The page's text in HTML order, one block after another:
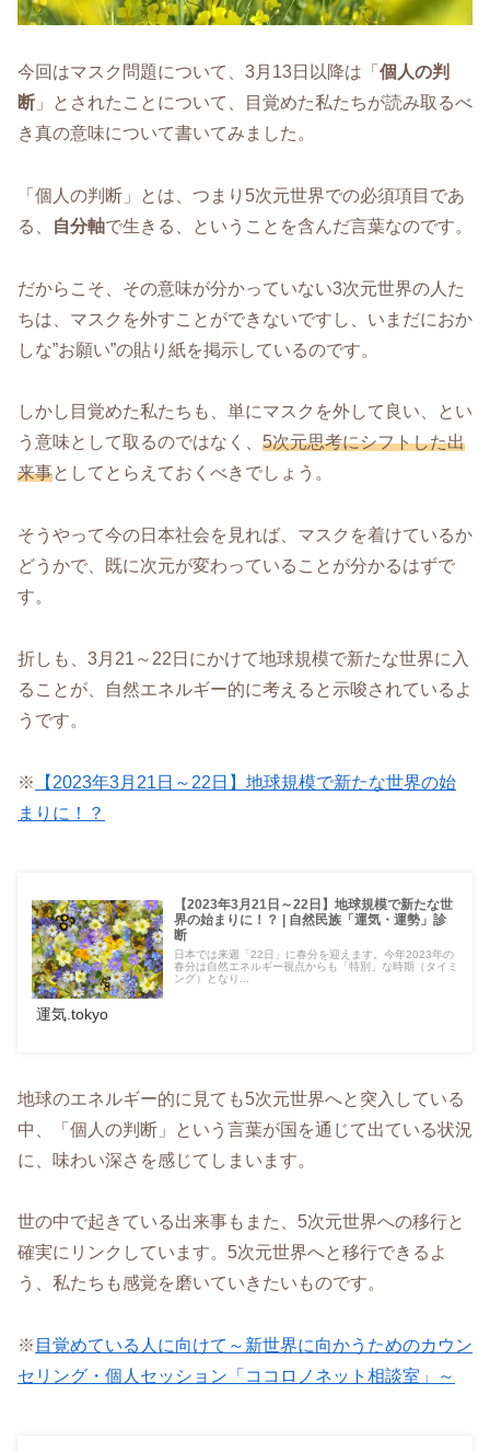
今回はマスク問題について、3月13日以降は「 個人の判
断 」とされたことについて、目覚めた私たちが読み取るべ
き真の意味について書いてみました。
「個人の判断」とは、つまり5次元世界での必須項目であ
る、
自分軸で生きる、ということを含んだ言葉なのです。
だからこそ、その意味が分かっていない3次元世界の人た
ちは、マスクを外すことができないですし、いまだにおか
しな”お願い”の貼り紙を掲示しているのです。
しかし目覚めた私たちも、単にマスクを外して良い、とい
う意味として取るのではなく、 5次元思考にシフトした出
来事としてとらえておくべきでしょう。
そうやって今の日本社会を見れば、マスクを着けているか
どうかで、既に次元が変わっていることが分かるはずで
す。
折しも、3月21～22日にかけて地球規模で新たな世界に入
ることが、自然エネルギー的に考えると示唆されているよ
うです。
※
【2023年3月21日～22日】地球規模で新たな世界の始
まりに！？
【2023年3月21日～22日】地球規模で新たな世
界の始まりに！？ | 自然民族「運気・運勢」診
断
日本では来週「22日」に春分を迎えます。今年2023年の
春分は自然エネルギー視点からも「特別」な時期（タイミ
ング）となり...
運気.tokyo
地球のエネルギー的に見ても5次元世界へと突入している
中、「個人の判断」という言葉が国を通じて出ている状況
に、味わい深さを感じてしまいます。
世の中で起きている出来事もまた、5次元世界への移行と
確実にリンクしています。5次元世界へと移行できるよ
う、私たちも感覚を磨いていきたいものです。
※ 目覚めている人に向けて～新世界に向かうためのカウン
セリング・個人セッション「ココロノネット相談室」～